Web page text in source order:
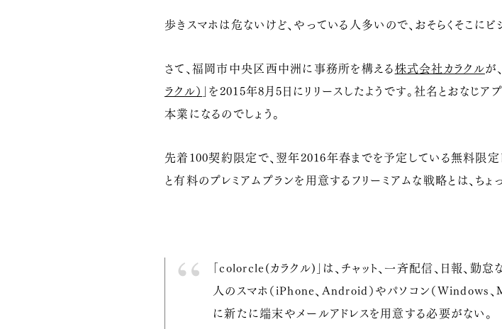
歩きスマホは危ないけど、やっている人多いので、おそらくそこにビ
さて、福岡市中央区西中洲に事務所を構える株式会社カラクルが
ラクル） 」を2015年8月5日にリリースしたようです。社名とおなじア
本業になるのでしょう。
先着100契約限定で、翌年2016年春までを予定している無料限定
と有料のプレミアムプランを用意するフリーミアムな戦略とは、ちょ
「colorcle(カラクル)」は、チャット、一斉配信、日報、勤
人のスマホ（iPhone、Android）やパソコン（Windows
に新たに端末やメールアドレスを用意する必要がない。